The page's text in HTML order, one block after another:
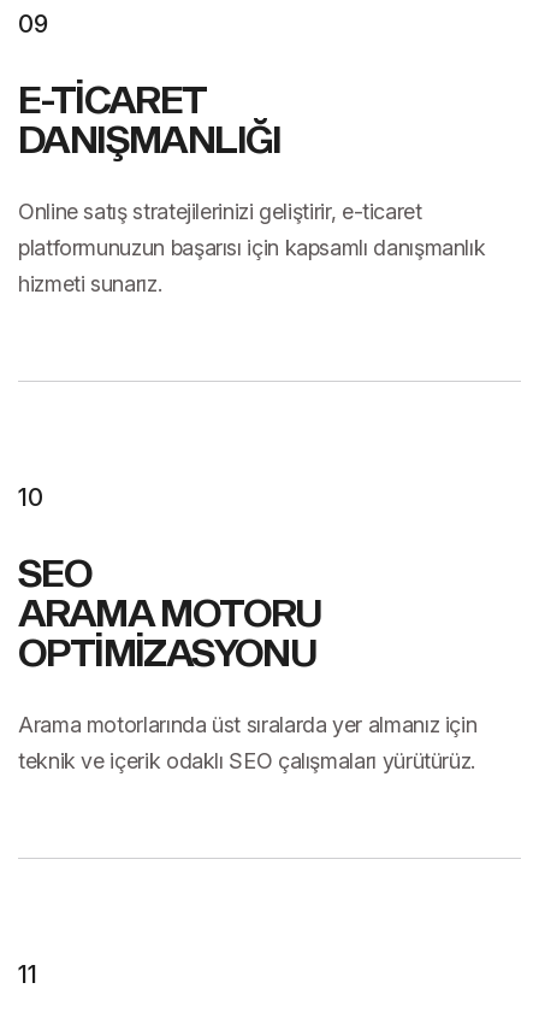
09
E-TİCARET
DANIŞMANLIĞI
Online satış stratejilerinizi geliştirir, e-ticaret
platformunuzun başarısı için kapsamlı danışmanlık
hizmeti sunarız.
10
SEO
ARAMA MOTORU
OPTİMİZASYONU
Arama motorlarında üst sıralarda yer almanız için
teknik ve içerik odaklı SEO çalışmaları yürütürüz.
11